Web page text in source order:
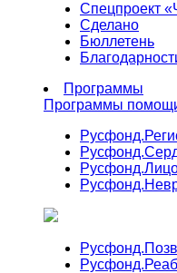
Спецпроект
Сделано
Бюллетень
Программы
Программы
Русфонд.
Русфонд.
Русфонд.
Русфонд.
Русфонд.
Русфонд.